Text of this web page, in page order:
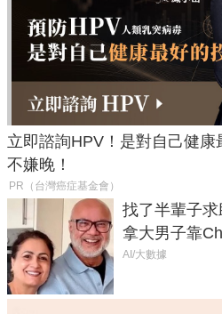
立即諮詢HPV！是對自己健
不嫌晚！
PR（台灣癌症基金會）
找了半輩子
拿大男子靠
50年家人
AI/大數據